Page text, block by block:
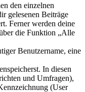
den einzelnen
gelesenen Beiträge
Ferner werden deine
die Funktion „Alle
Benutzername, eine
In diesen
und Umfragen),
(User